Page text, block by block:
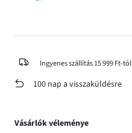
Ingyenes szállítás 15 999 Ft-tól
100 nap a visszaküldésre
Vásárlók véleménye